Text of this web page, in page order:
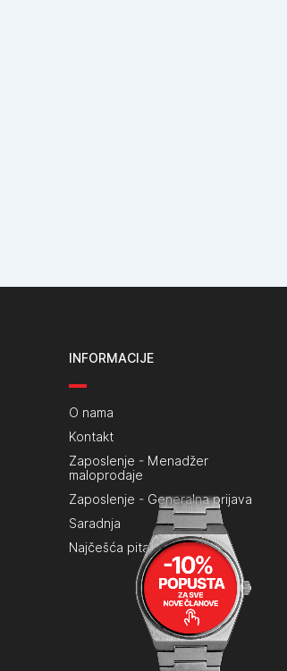
INFORMACIJE
O nama
Kontakt
Zaposlenje - Menadžer
maloprodaje
Zaposlenje - Generalna prijava
Saradnja
Najčešća pitanja